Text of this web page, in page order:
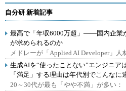
自分研 新着記事
最高で「年収6000万超」――国内企
が求められるのか
メドレーが「Applied AI Developer」人
生成AIを“使ったことない”エンジニ
「満足」する理由は年代別でこんなに
20～30代が最も「やや不満」が多い：